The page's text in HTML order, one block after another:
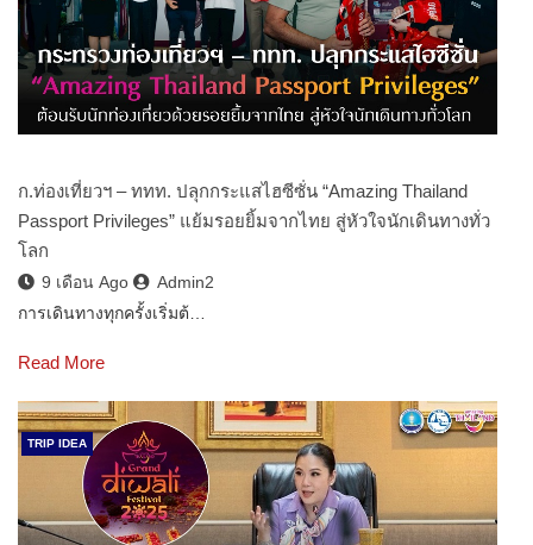
ก.ท่องเที่ยวฯ – ททท. ปลุกกระแสไฮซีซั่น “Amazing Thailand
Passport Privileges” แย้มรอยยิ้มจากไทย สู่หัวใจนักเดินทางทั่ว
โลก
9 เดือน Ago
Admin2
การเดินทางทุกครั้งเริ่มต้…
Read More
TRIP IDEA